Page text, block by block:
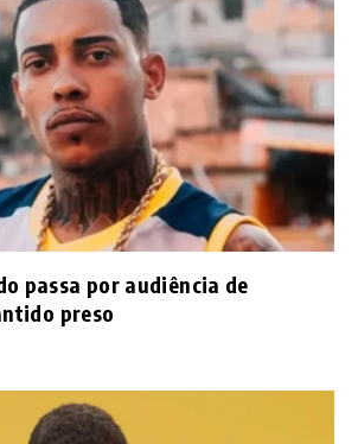
passa por audiência de
preso